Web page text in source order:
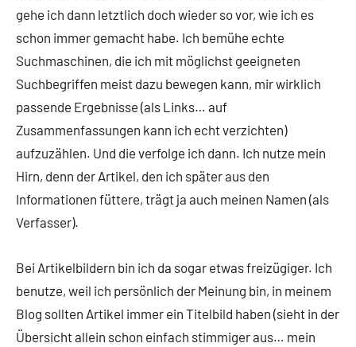
gehe ich dann letztlich doch wieder so vor, wie ich es
schon immer gemacht habe. Ich bemühe echte
Suchmaschinen, die ich mit möglichst geeigneten
Suchbegriffen meist dazu bewegen kann, mir wirklich
passende Ergebnisse (als Links… auf
Zusammenfassungen kann ich echt verzichten)
aufzuzählen. Und die verfolge ich dann. Ich nutze mein
Hirn, denn der Artikel, den ich später aus den
Informationen füttere, trägt ja auch meinen Namen (als
Verfasser).
Bei Artikelbildern bin ich da sogar etwas freizügiger. Ich
benutze, weil ich persönlich der Meinung bin, in meinem
Blog sollten Artikel immer ein Titelbild haben (sieht in der
Übersicht allein schon einfach stimmiger aus… mein